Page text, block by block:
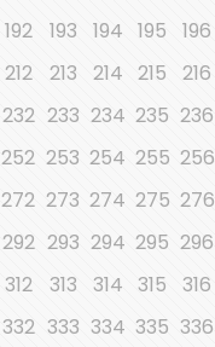
192 193 194 195 196
212 213 214 215 216
232 233 234 235 236
252 253 254 255 256
272 273 274 275 276
292 293 294 295 296
312 313 314 315 316
332 333 334 335 336